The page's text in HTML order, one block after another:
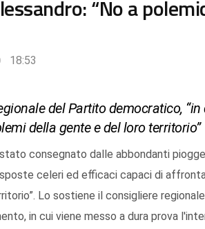
“No a
18:53
del Partito democratico,
della gente e del loro territorio”
consegnato dalle abbondanti
celeri ed efficaci capaci di
Lo sostiene il consigliere
in cui viene messo a dura prova